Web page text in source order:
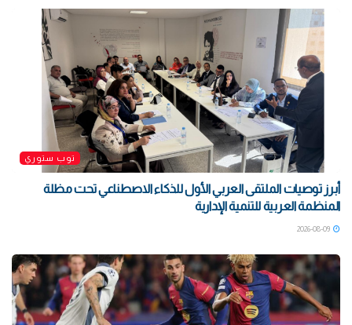
توب ستوري
أبرز توصيات الملتقى العربي الأول للذكاء الاصطناعي تحت مظلة
المنظمة العربية للتنمية الإدارية